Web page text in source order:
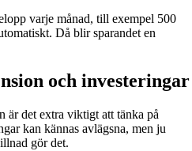
varje månad, till exempel 500
Då blir sparandet en
och investeringar
är det extra viktigt att tänka på
kan kännas avlägsna, men ju
gör det.